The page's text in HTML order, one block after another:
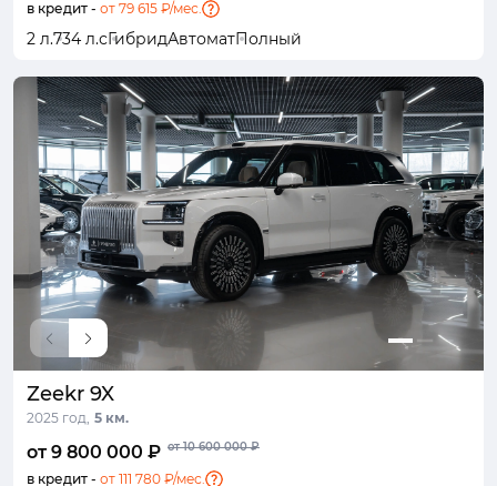
в кредит - от 79 615 ₽/мес.
2 л.734 л.сГибридАвтоматПолный
Zeekr 9X
2025 год, 5 км.
от 9 800 000 ₽ от 10 600 000 ₽
в кредит - от 111 780 ₽/мес.